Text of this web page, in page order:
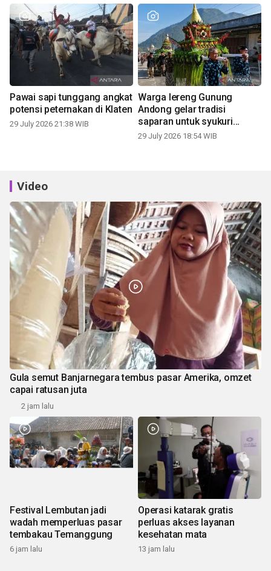
Pawai sapi tunggang angkat
potensi peternakan di Klaten
29 July 2026 21:38 WIB
Warga lereng Gunung
Andong gelar tradisi
saparan untuk syukuri
panen
29 July 2026 18:54 WIB
Video
Gula semut Banjarnegara tembus pasar Amerika, omzet
capai ratusan juta
2 jam lalu
Festival Lembutan jadi
wadah memperluas pasar
tembakau Temanggung
6 jam lalu
Operasi katarak gratis
perluas akses layanan
kesehatan mata
13 jam lalu